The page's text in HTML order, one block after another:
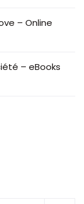
– Online
– eBooks